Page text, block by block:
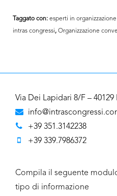
Taggato con: esperti in
intras congressi, Organizzazione
Via Dei Lapidari 8/F –
+39 351.3142238
+39 339.7986372
Compila il seguente
tipo di informazione